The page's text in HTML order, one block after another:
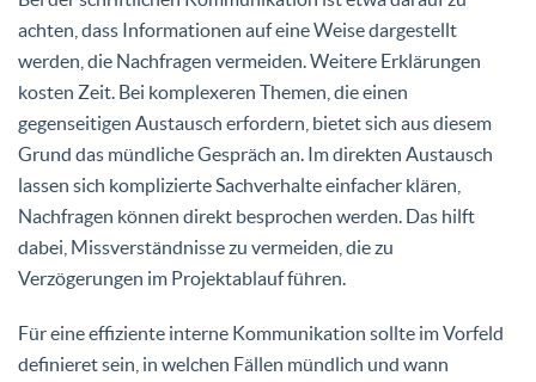
achten, dass Informationen auf eine Weise dargestellt
werden, die Nachfragen vermeiden. Weitere Erklärungen
kosten Zeit. Bei komplexeren Themen, die einen
gegenseitigen Austausch erfordern, bietet sich aus diesem
Grund das mündliche Gespräch an. Im direkten Austausch
lassen sich komplizierte Sachverhalte einfacher klären,
Nachfragen können direkt besprochen werden. Das hilft
dabei, Missverständnisse zu vermeiden, die zu
Verzögerungen im Projektablauf führen.
Für eine effiziente interne Kommunikation sollte im Vorfeld
definieret sein, in welchen Fällen mündlich und wann